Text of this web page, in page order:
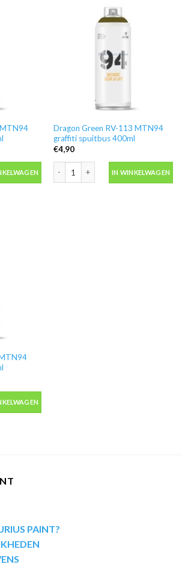
Dragon Green RV-113 MTN94
graffiti spuitbus 400ml
€4,90
IN WINKELWAGEN
PAINT?